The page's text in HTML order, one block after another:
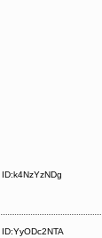
ID:k4NzYzNDg
ID:YyODc2NTA